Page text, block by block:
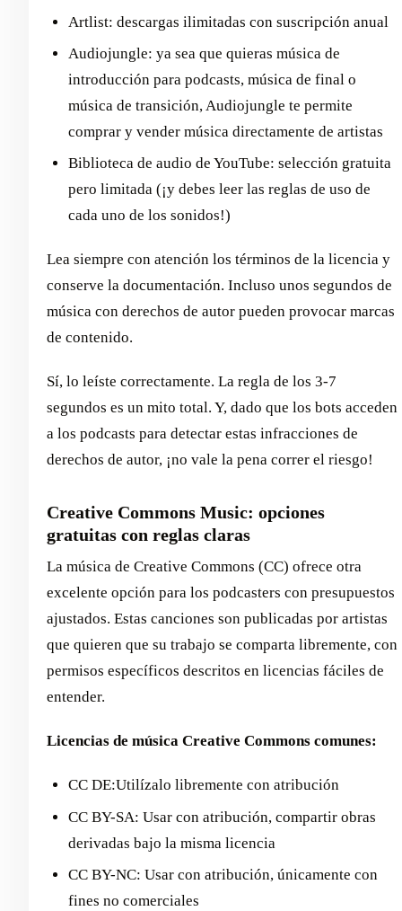
Artlist: descargas ilimitadas con suscripción anual
Audiojungle: ya sea que quieras música de
introducción para podcasts, música de final o
música de transición, Audiojungle te permite
comprar y vender música directamente de artistas
Biblioteca de audio de YouTube: selección gratuita
pero limitada (¡y debes leer las reglas de uso de
cada uno de los sonidos!)
Lea siempre con atención los términos de la licencia y
conserve la documentación. Incluso unos segundos de
música con derechos de autor pueden provocar marcas
de contenido.
Sí, lo leíste correctamente. La regla de los 3-7
segundos es un mito total. Y, dado que los bots acceden
a los podcasts para detectar estas infracciones de
derechos de autor, ¡no vale la pena correr el riesgo!
Creative Commons Music: opciones
gratuitas con reglas claras
La música de Creative Commons (CC) ofrece otra
excelente opción para los podcasters con presupuestos
ajustados. Estas canciones son publicadas por artistas
que quieren que su trabajo se comparta libremente, con
permisos específicos descritos en licencias fáciles de
entender.
Licencias de música Creative Commons comunes:
CC DE:Utilízalo libremente con atribución
CC BY-SA: Usar con atribución, compartir obras
derivadas bajo la misma licencia
CC BY-NC: Usar con atribución, únicamente con
fines no comerciales